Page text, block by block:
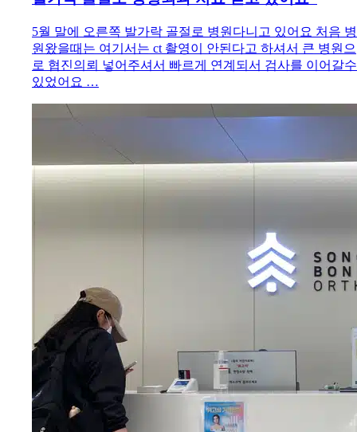
5월 말에 오른쪽 발가락 골절로 병원다니고 있어요 처음 병
원왔을때는 여기서는 ct 촬영이 안된다고 하셔서 큰 병원으
로 협진의뢰 넣어주셔서 빠르게 연계되서 검사를 이어갈수
있었어요 …